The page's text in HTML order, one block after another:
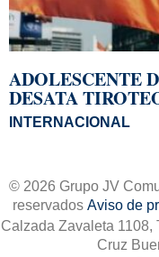
ADOLESCENTE
DESATA
INTERNACIONAL
© 2026 Grupo JV
reservados Aviso de
Calzada Zavaleta 1108,
Cruz